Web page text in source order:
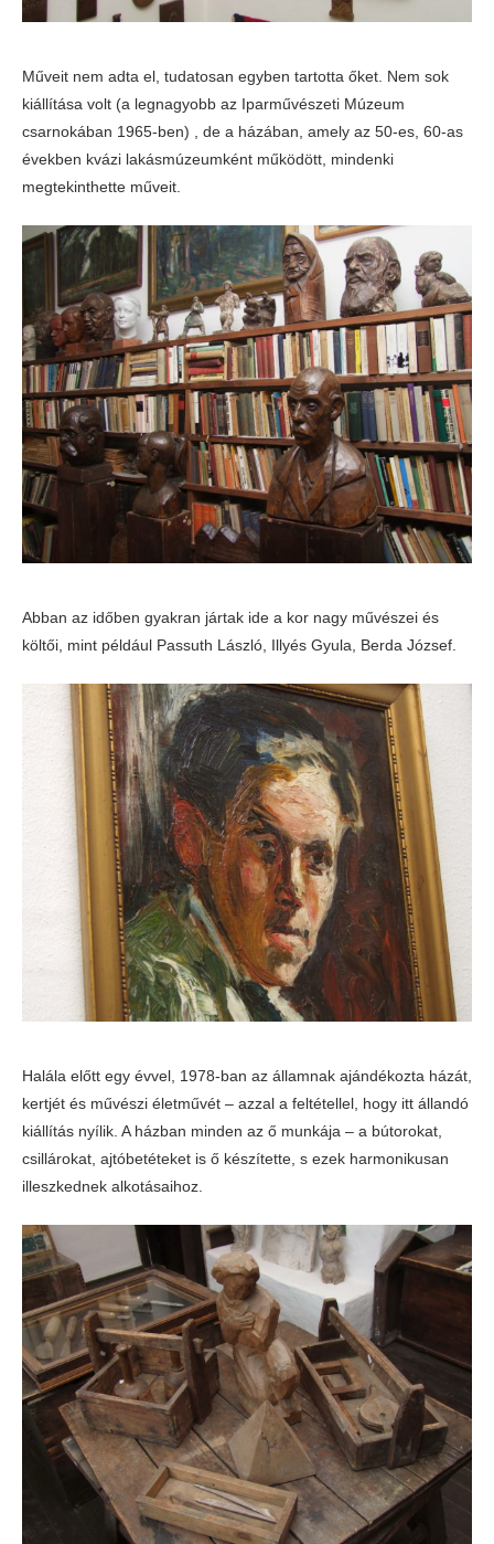
Műveit nem adta el, tudatosan egyben tartotta őket. Nem sok
kiállítása volt (a legnagyobb az Iparművészeti Múzeum
csarnokában 1965-ben) , de a házában, amely az 50-es, 60-as
években kvázi lakásmúzeumként működött, mindenki
megtekinthette műveit.
Abban az időben gyakran jártak ide a kor nagy művészei és
költői, mint például Passuth László, Illyés Gyula, Berda József.
Halála előtt egy évvel, 1978-ban az államnak ajándékozta házát,
kertjét és művészi életművét – azzal a feltétellel, hogy itt állandó
kiállítás nyílik. A házban minden az ő munkája – a bútorokat,
csillárokat, ajtóbetéteket is ő készítette, s ezek harmonikusan
illeszkednek alkotásaihoz.